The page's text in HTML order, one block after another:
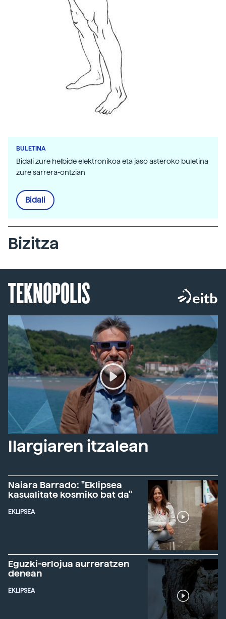
BULETINA
Bidali zure helbide elektronikoa eta jaso asteroko buletina
zure sarrera-ontzian
Bidali
Bizitza
TEKNOPOLIS
Ilargiaren itzalean
Naiara Barrado: "Eklipsea
kasualitate kosmiko bat da"
EKLIPSEA
Eguzki-erlojua aurreratzen
denean
EKLIPSEA